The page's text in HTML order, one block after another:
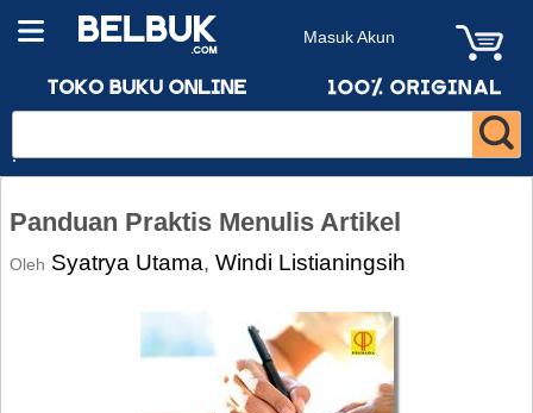
Masuk Akun
Panduan Praktis Menulis Artikel
Oleh Syatrya Utama, Windi Listianingsih